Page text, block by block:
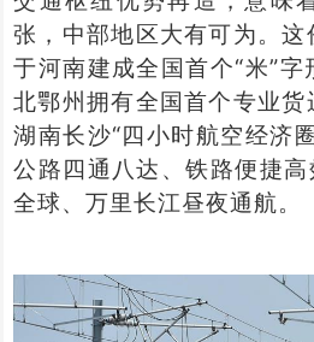
张，中部地区大有可为。
于河南建成全国首个“米”
北鄂州拥有全国首个专业
湖南长沙“四小时航空经济
公路四通八达、铁路便捷高
全球、万里长江昼夜通航。